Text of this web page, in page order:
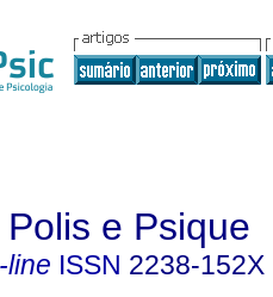
e Psique
line ISSN 2238-152X